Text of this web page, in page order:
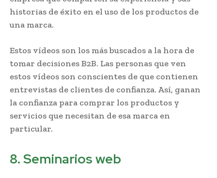
historias de éxito en el uso de los productos de
una marca.
Estos vídeos son los más buscados a la hora de
tomar decisiones B2B. Las personas que ven
estos vídeos son conscientes de que contienen
entrevistas de clientes de confianza. Así, ganan
la confianza para comprar los productos y
servicios que necesitan de esa marca en
particular.
8. Seminarios web